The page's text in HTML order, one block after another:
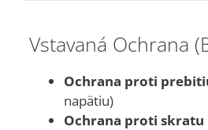
Vstavaná Ochrana
Ochrana proti
napätiu)
Ochrana proti skratu